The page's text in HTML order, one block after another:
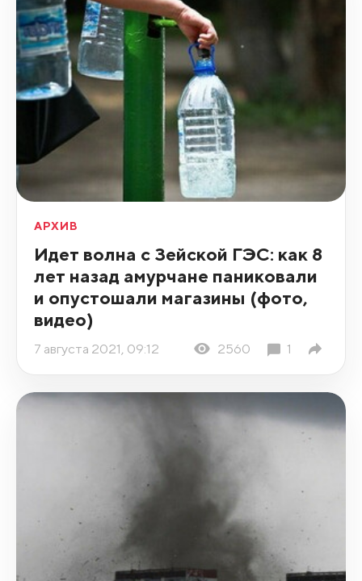
АРХИВ
Идет волна с Зейской ГЭС: как 8
лет назад амурчане паниковали
и опустошали магазины (фото,
видео)
7 августа 2021, 09:12 2560 1